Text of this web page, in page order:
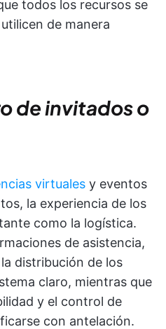
todos los recursos se
de manera
de invitados o
virtuales y eventos
la experiencia de los
como la logística.
de asistencia,
distribución de los
claro, mientras que
y el control de
con antelación.